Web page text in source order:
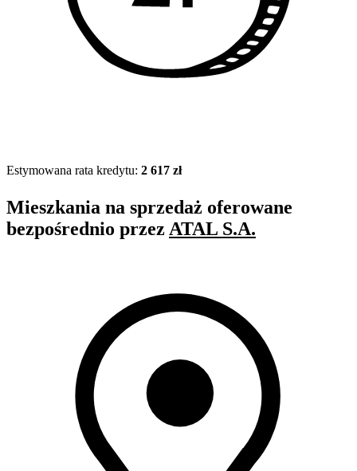
Estymowana rata kredytu: 2 617 zł
Mieszkania na sprzedaż oferowane
bezpośrednio przez ATAL S.A.